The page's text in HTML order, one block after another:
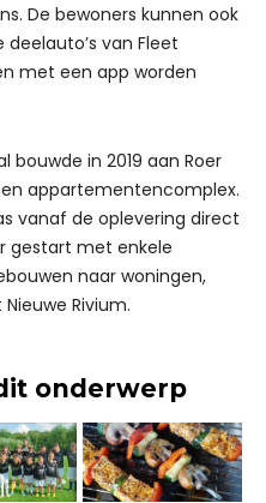
De bewoners kunnen ook
van Fleet
met een app worden
bouwde in 2019 aan Roer
appartementencomplex.
vanaf de oplevering direct
gestart met enkele
naar woningen,
Rivium.
onderwerp